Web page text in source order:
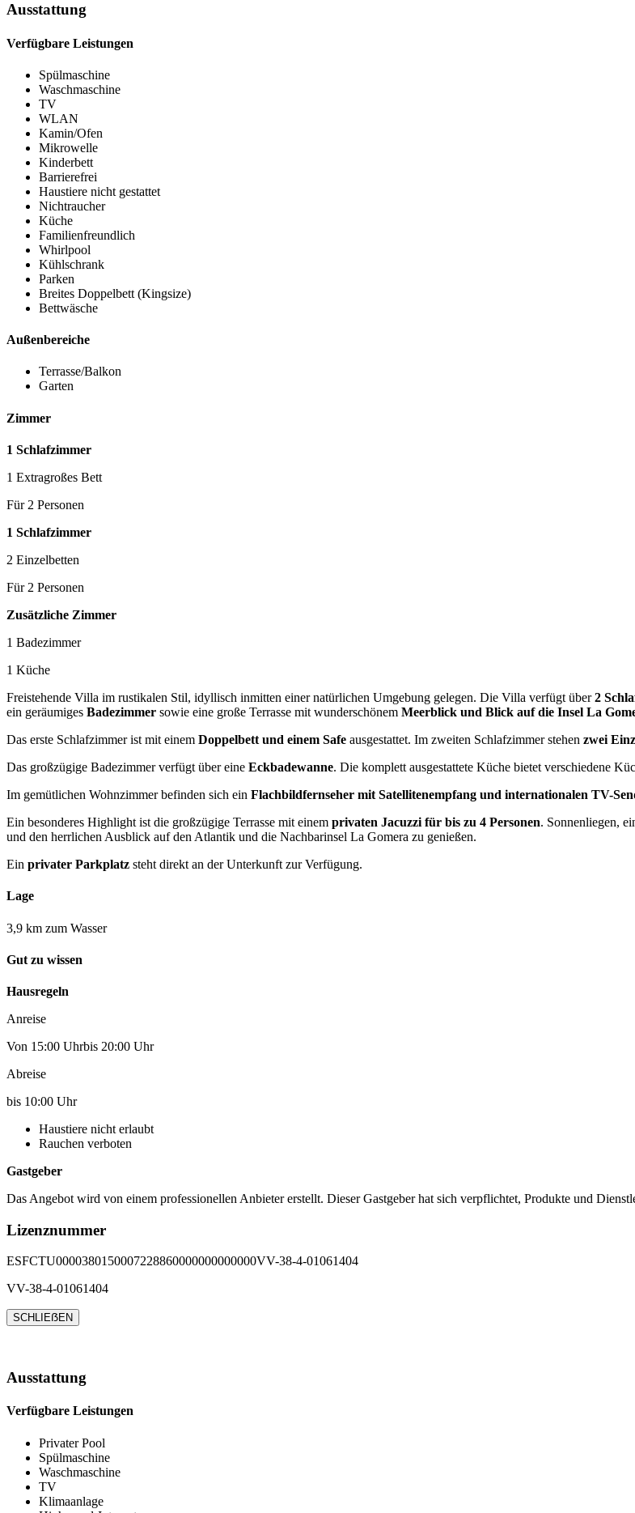
Ausstattung
Verfügbare Leistungen
Spülmaschine
Waschmaschine
TV
WLAN
Kamin/Ofen
Mikrowelle
Kinderbett
Barrierefrei
Haustiere nicht gestattet
Nichtraucher
Küche
Familienfreundlich
Whirlpool
Kühlschrank
Parken
Breites Doppelbett (Kingsize)
Bettwäsche
Außenbereiche
Terrasse/Balkon
Garten
Zimmer
1 Schlafzimmer
1 Extragroßes Bett
Für 2 Personen
1 Schlafzimmer
2 Einzelbetten
Für 2 Personen
Zusätzliche Zimmer
1 Badezimmer
1 Küche
Freistehende Villa im rustikalen Stil, idyllisch inmitten einer natürlichen Umgebung gelegen. Die Villa verfügt über2
ein geräumiges Badezimmer sowie eine große Terrasse mit wunderschönem Meerblick und Blick auf die Insel La
Das erste Schlafzimmer ist mit einem Doppelbett und einem Safe ausgestattet. Im zweiten Schlafzimmer stehen zwei
Das großzügige Badezimmer verfügt über eine Eckbadewanne. Die komplett ausgestattete Küche bietet verschiedene
Im gemütlichen Wohnzimmer befinden sich ein Flachbildfernseher mit Satellitenempfang und internationalen TV-
Ein besonderes Highlight ist die großzügige Terrasse mit einem privaten Jacuzzi für bis zu 4 Personen. Sonnenliegen,
und den herrlichen Ausblick auf den Atlantik und die Nachbarinsel La Gomera zu genießen.
Ein privater Parkplatz steht direkt an der Unterkunft zur Verfügung.
Lage
3,9 km zum Wasser
Gut zu wissen
Hausregeln
Anreise
Von 15:00 Uhrbis 20:00 Uhr
Abreise
bis 10:00 Uhr
Haustiere nicht erlaubt
Rauchen verboten
Gastgeber
Das Angebot wird von einem professionellen Anbieter erstellt. Dieser Gastgeber hat sich verpflichtet, Produkte und
Lizenznummer
ESFCTU0000380150007228860000000000000VV-38-4-01061404
VV-38-4-01061404
SCHLIEẞEN
Ausstattung
Verfügbare Leistungen
Privater Pool
Spülmaschine
Waschmaschine
TV
Klimaanlage